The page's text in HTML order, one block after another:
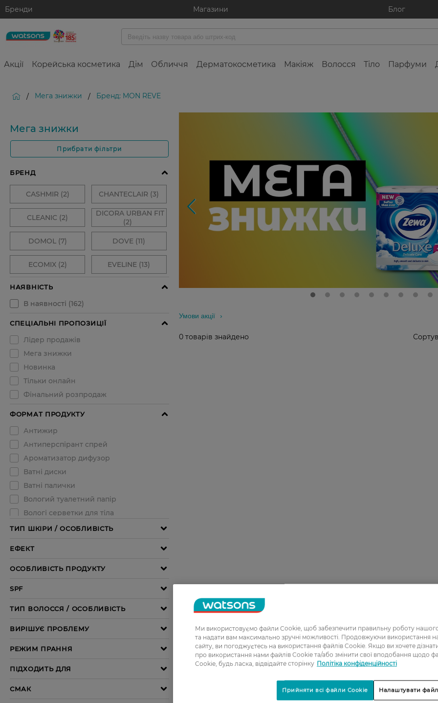
Бренди Магазини Блог
Акції Корейська косметика Дім Обличчя Дерматокосметика Макіяж Волосся Тіло Парфуми
/ Мега знижки / Бренд: MON REVE
Мега знижки
Прибрати фільтри
Умови акції
0 товарів знайдено
Ми використовуємо файли Cookie, щоб забезпечити правильну роботу
та надати вам максимально зручні можливості. Продовжуючи використання
сайту, ви погоджуєтесь на використання файлів Cookie. Якщо ви хочете
про використання нами файлів Cookie та/або змінити свої вподобання щодо
Cookie, будь ласка, відвідайте сторінку Політіка конфіденційності
Налаштувати
Прийняти всі файли Cookie